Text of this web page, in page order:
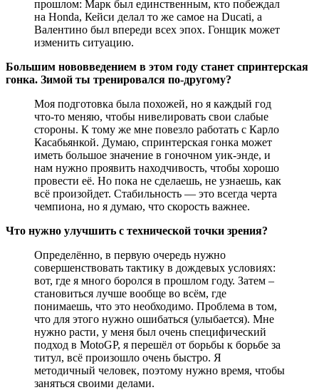
прошлом: Марк был единственным, кто побеждал
на Honda, Кейси делал то же самое на Ducati, а
Валентино был впереди всех эпох. Гонщик может
изменить ситуацию.
Большим нововведением в этом году станет спринтерская
гонка. Зимой ты тренировался по-другому?
Моя подготовка была похожей, но я каждый год
что-то меняю, чтобы нивелировать свои слабые
стороны. К тому же мне повезло работать с Карло
Касабьянкой. Думаю, спринтерская гонка может
иметь большое значение в гоночном уик-энде, и
нам нужно проявить находчивость, чтобы хорошо
провести её. Но пока не сделаешь, не узнаешь, как
всё произойдет. Стабильность — это всегда черта
чемпиона, но я думаю, что скорость важнее.
Что нужно улучшить с технической точки зрения?
Определённо, в первую очередь нужно
совершенствовать тактику в дождевых условиях:
вот, где я много боролся в прошлом году. Затем –
становиться лучше вообще во всём, где
понимаешь, что это необходимо. Проблема в том,
что для этого нужно ошибаться (улыбается). Мне
нужно расти, у меня был очень специфический
подход в MotoGP, я перешёл от борьбы к борьбе за
титул, всё произошло очень быстро. Я
методичный человек, поэтому нужно время, чтобы
заняться своими делами.